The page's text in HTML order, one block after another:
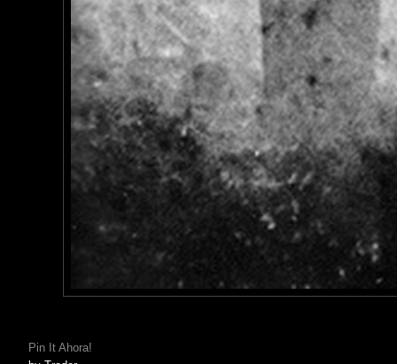
Pin It Ahora!